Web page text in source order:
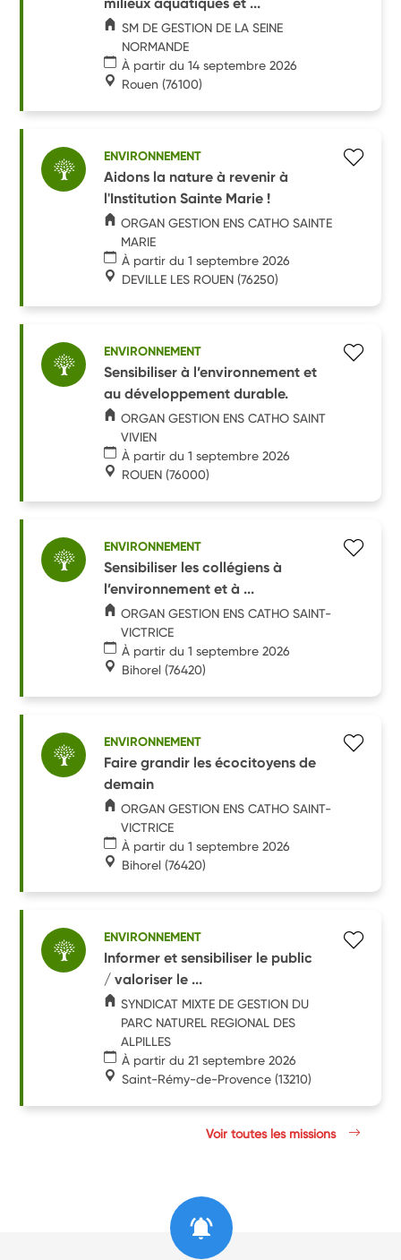
SM DE GESTION DE LA SEINE
NORMANDE
À partir du 14 septembre 2026
Rouen (76100)
ENVIRONNEMENT
Aidons la nature à revenir à
l'Institution Sainte Marie !
ORGAN GESTION ENS CATHO SAINTE
MARIE
À partir du 1 septembre 2026
DEVILLE LES ROUEN (76250)
ENVIRONNEMENT
Sensibiliser à l’environnement et
au développement durable.
ORGAN GESTION ENS CATHO SAINT
VIVIEN
À partir du 1 septembre 2026
ROUEN (76000)
ENVIRONNEMENT
Sensibiliser les collégiens à
l’environnement et à ...
ORGAN GESTION ENS CATHO SAINT-
VICTRICE
À partir du 1 septembre 2026
Bihorel (76420)
ENVIRONNEMENT
Faire grandir les écocitoyens de
demain
ORGAN GESTION ENS CATHO SAINT-
VICTRICE
À partir du 1 septembre 2026
Bihorel (76420)
ENVIRONNEMENT
Informer et sensibiliser le public
/ valoriser le ...
SYNDICAT MIXTE DE GESTION DU
PARC NATUREL REGIONAL DES
ALPILLES
À partir du 21 septembre 2026
Saint-Rémy-de-Provence (13210)
Voir toutes les missions